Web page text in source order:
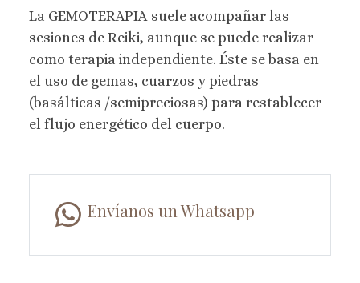
La GEMOTERAPIA suele acompañar las
sesiones de Reiki, aunque se puede realizar
como terapia independiente. Éste se basa en
el uso de gemas, cuarzos y piedras
(basálticas /semipreciosas) para restablecer
el flujo energético del cuerpo.
Envíanos un Whatsapp